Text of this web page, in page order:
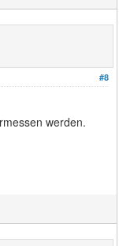
#8
werden.